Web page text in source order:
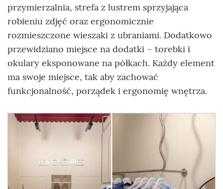
przymierzalnia, strefa z lustrem sprzyjająca
robieniu zdjęć oraz ergonomicznie
rozmieszczone wieszaki z ubraniami. Dodatkowo
przewidziano miejsce na dodatki – torebki i
okulary eksponowane na półkach. Każdy element
ma swoje miejsce, tak aby zachować
funkcjonalność, porządek i ergonomię wnętrza.